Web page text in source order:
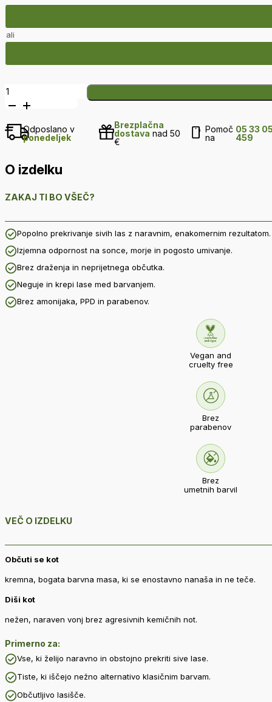
ali
Respect
Črna
količina
Odposlano v
ponedeljek
Brezplačna
dostava nad 50
€
Pomoč
na
05 33
459
O izdelku
ZAKAJ TI BO VŠEČ?
Popolno prekrivanje sivih las z naravnim, enakomernim rezultatom.
Izjemna odpornost na sonce, morje in pogosto umivanje.
Brez draženja in neprijetnega občutka.
Neguje in krepi lase med barvanjem.
Brez amonijaka, PPD in parabenov.
Vegan and
cruelty free
Brez
parabenov
Brez
umetnih barvil
VEČ O IZDELKU
Občuti se kot
kremna, bogata barvna masa, ki se enostavno nanaša in ne teče.
Diši kot
nežen, naraven vonj brez agresivnih kemičnih not.
Primerno za:
Vse, ki želijo naravno in obstojno prekriti sive lase.
Tiste, ki iščejo nežno alternativo klasičnim barvam.
Občutljivo lasišče.